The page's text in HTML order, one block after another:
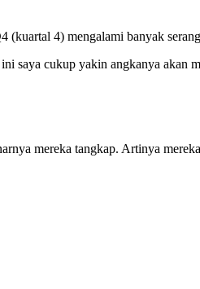
(kuartal 4) mengalami banyak
saya cukup yakin angkanya akan
mereka tangkap. Artinya